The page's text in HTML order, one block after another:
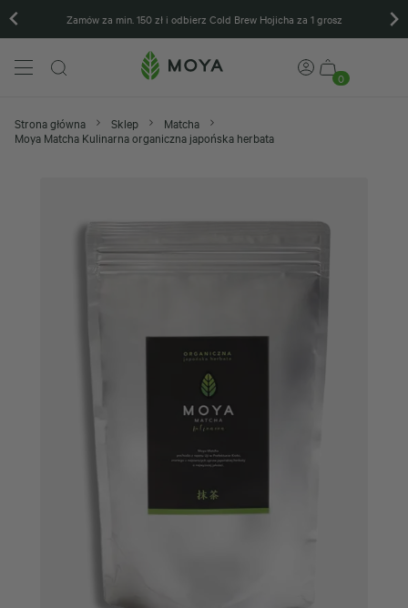
Zamów za min. 150 zł i odbierz Cold Brew Hojicha za 1 grosz
0
Strona główna Sklep
Matcha
Moya Matcha Kulinarna organiczna japońska herbata